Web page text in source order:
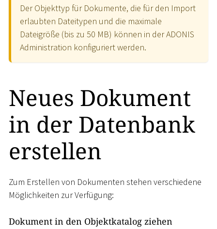
Der Objekttyp für Dokumente, die für den Import
erlaubten Dateitypen und die maximale
Dateigröße (bis zu 50 MB) können in der ADONIS
Administration konfiguriert werden.
Neues Dokument
in der Datenbank
erstellen
Zum Erstellen von Dokumenten stehen verschiedene
Möglichkeiten zur Verfügung:
Dokument in den Objektkatalog ziehen